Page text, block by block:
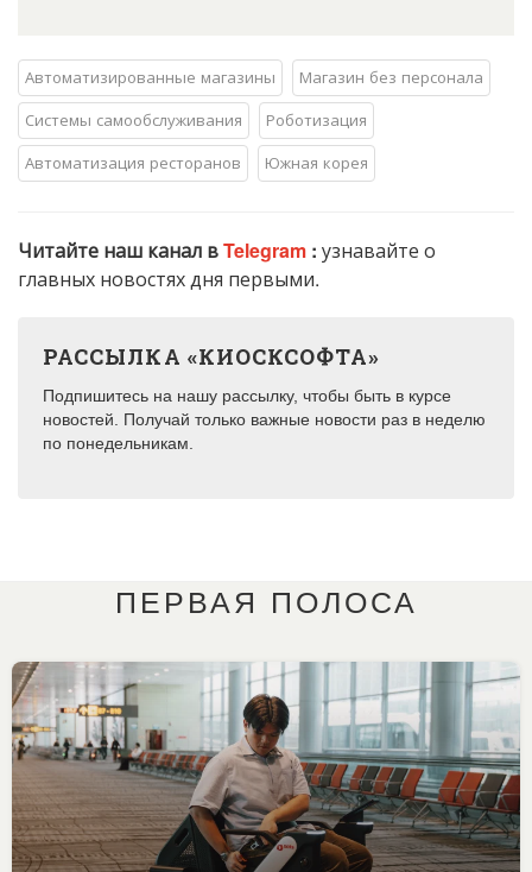
Автоматизированные магазины
Магазин без персонала
Системы самообслуживания
Роботизация
Автоматизация ресторанов
Южная корея
Читайте наш канал вTelegram : узнавайте о
главных новостях дня первыми.
РАССЫЛКА «КИОСКСОФТА»
Подпишитесь на нашу рассылку, чтобы быть в курсе
новостей. Получай только важные новости раз в неделю
по понедельникам.
ПЕРВАЯ ПОЛОСА